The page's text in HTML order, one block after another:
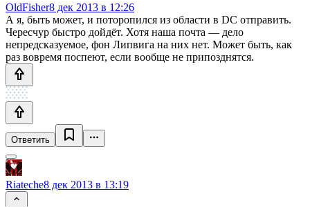
OldFisher8 дек 2013 в 12:26
А я, быть может, и поторопился из области в DC отправить.
Чересчур быстро дойдёт. Хотя наша почта — дело
непредсказуемое, фон Липвига на них нет. Может быть, как
раз вовремя поспеют, если вообще не припозднятся.
Ответить
Riateche8 дек 2013 в 13:19